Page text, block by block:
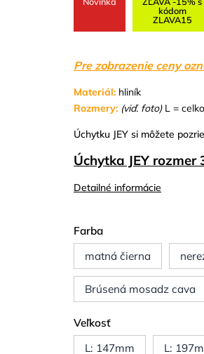
kódom
ZLAVA15
Pre zobrazenie ceny
Materiál: hliník
Rozmery: (viď. foto)L =
Úchytku JEY si môžete
Úchytka JEY
Detailné informácie
Farba
matná čierna
Brúsená mosadz cava
Veľkosť
L: 147mm
L: